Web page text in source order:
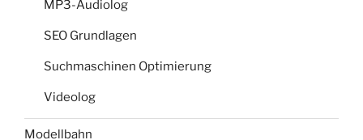
MP3-Audiolog
SEO Grundlagen
Suchmaschinen Optimierung
Videolog
Modellbahn